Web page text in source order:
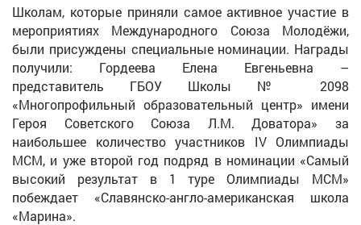
Школам, которые приняли самое активное участие в
мероприятиях Международного Союза Молодёжи,
были присуждены специальные номинации. Награды
получили: Гордеева Елена Евгеньевна –
представитель ГБОУ Школы № 2098
«Многопрофильный образовательный центр» имени
Героя Советского Союза Л.М. Доватора» за
наибольшее количество участников IV Олимпиады
МСМ, и уже второй год подряд в номинации «Самый
высокий результат в 1 туре Олимпиады МСМ»
побеждает «Славянско-англо-американская школа
«Марина».